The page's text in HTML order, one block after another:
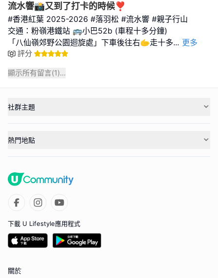
流水響📸又到了打卡的時候❣️
#香港紅葉 2025-2026 #落羽松 #流水響 #親子行山
交通：粉嶺港鐵站 🚌小巴52b (車程十多分鐘)
「八仙嶺郊野公園迴旋處」下車後往右🫱走十多... 更多
評分
顯示所有留言(1)...
社群主題
熱門地點
下載 U Lifestyle應用程式
關於